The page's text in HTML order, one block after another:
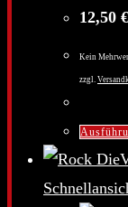
12,50 €
Kein
zzgl.